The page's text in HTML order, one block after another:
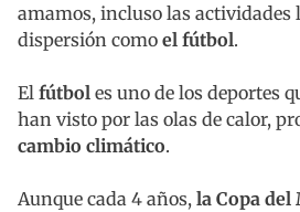
amamos, incluso las actividades
dispersión como el fútbol.
El fútbol es uno de los deportes
han visto por las olas de calor,
cambio climático.
Aunque cada 4 años, la Copa del